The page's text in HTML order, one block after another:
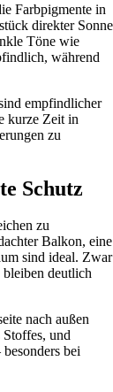
Farbpigmente in
direkter Sonne
Töne wie
während
empfindlicher
kurze Zeit in
zu
Schutz
zu
Balkon, eine
sind ideal. Zwar
bleiben deutlich
nach außen
und
bei